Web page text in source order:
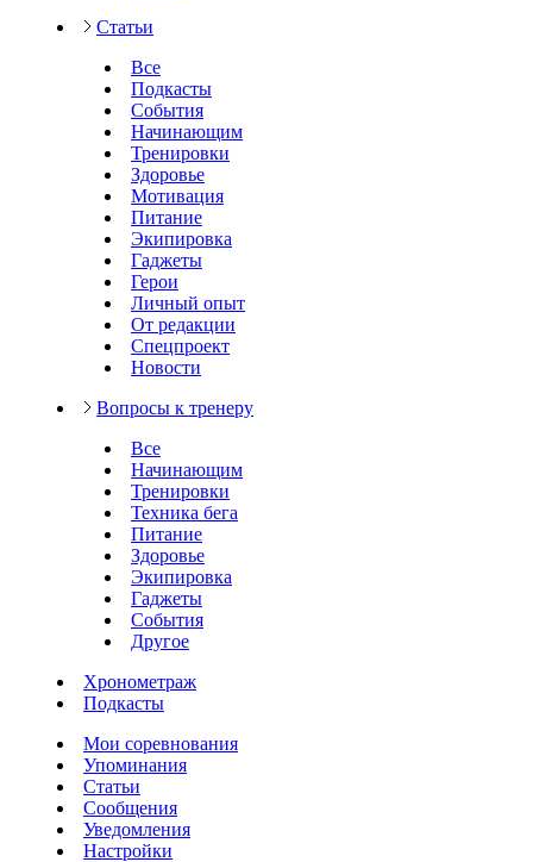
Статьи
Все
Подкасты
События
Начинающим
Тренировки
Здоровье
Мотивация
Питание
Экипировка
Гаджеты
Герои
Личный опыт
От редакции
Спецпроект
Новости
Вопросы к тренеру
Все
Начинающим
Тренировки
Техника бега
Питание
Здоровье
Экипировка
Гаджеты
События
Другое
Хронометраж
Подкасты
Мои соревнования
Упоминания
Статьи
Сообщения
Уведомления
Настройки